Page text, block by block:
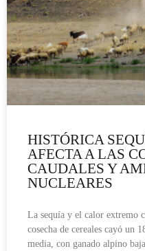
HISTÓRICA
AFECTA A LAS
CAUDALES Y
NUCLEARES
La sequía y el calor extremo
cosecha de cereales cayó un
media, con ganado alpino